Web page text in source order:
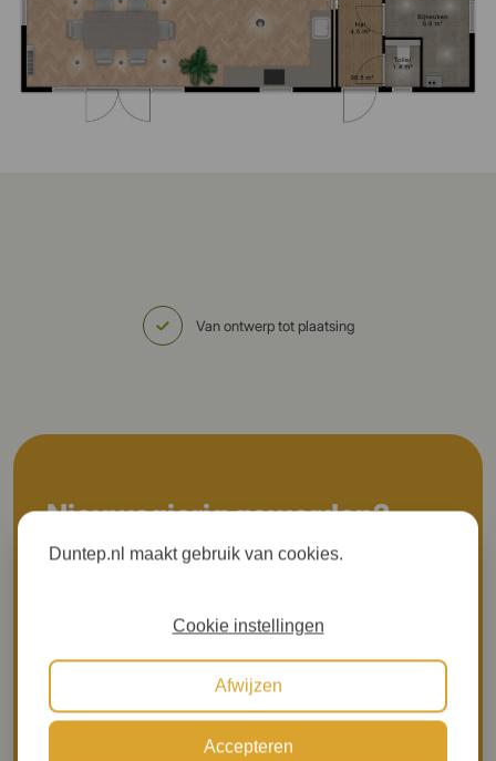
Van ontwerp tot plaatsing
Nieuwsgierig geworden?
Prijs aanvragen
Meer inspiratie om door te bladeren
Duntep.nl maakt gebruik van cookies.
Cookie instellingen
Afwijzen
Accepteren